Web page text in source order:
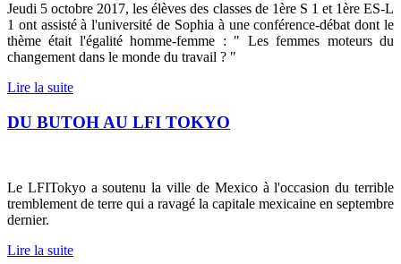
Jeudi 5 octobre 2017, les élèves des classes de 1ère S 1 et 1ère ES-L
1 ont assisté à l'université de Sophia à une conférence-débat dont le
thème était l'égalité homme-femme : " Les femmes moteurs du
changement dans le monde du travail ? "
Lire la suite
DU BUTOH AU LFI TOKYO
Le LFITokyo a soutenu la ville de Mexico à l'occasion du terrible
tremblement de terre qui a ravagé la capitale mexicaine en septembre
dernier.
Lire la suite